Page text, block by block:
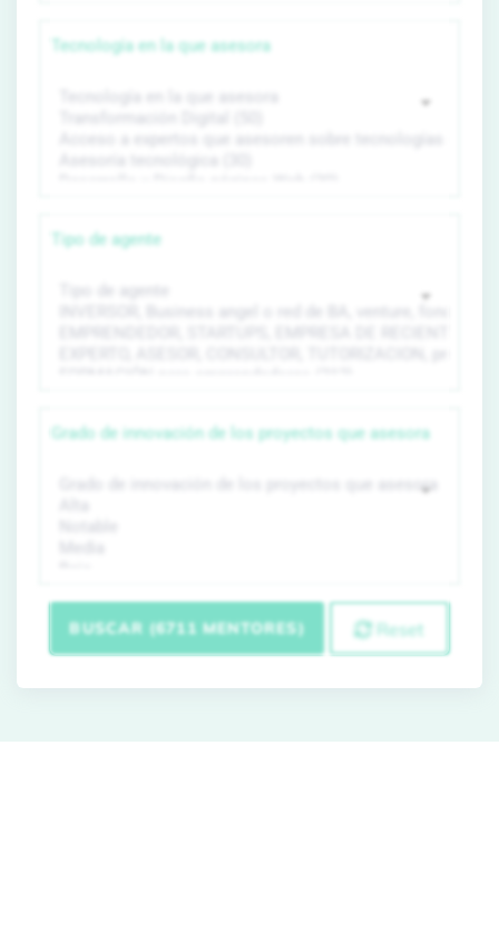
Tecnología en la que asesora
Tipo de agente
Grado de innovación de los proyectos que asesora
BUSCAR (6711 MENTORES) Reset